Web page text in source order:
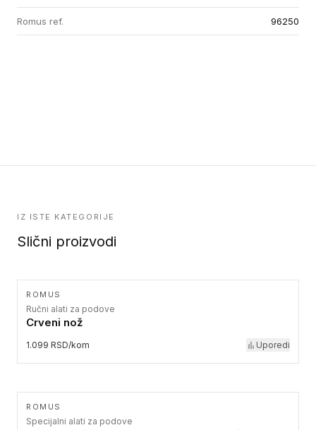
Romus ref. 96250
IZ ISTE KATEGORIJE
Slični proizvodi
ROMUS
Ručni alati za podove
Crveni nož
1.099 RSD/kom Uporedi
ROMUS
Specijalni alati za podove